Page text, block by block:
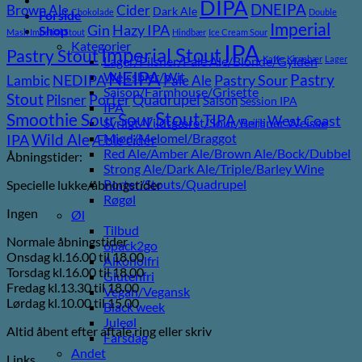
Forside
Shop
Kategorier
Lager/Pilsner/Pale Ale/Blonde/Gylden
Weissbier/Wit
Saison/Farmhouse/Grisette
IPA
Syrligt/Vildtgæret/Sour/Berliner Weisse
Mjød/Melomel/Braggot
Red Ale/Amber Ale/Brown Ale/Bock/Dubbel
Strong Ale/Dark Ale/Triple/Barley Wine
Porter/Stouts/Quadrupel
Røgøl
Øl
Tilbud
6pack2go
Alkoholfri
Glutenfri
Vegan/Vegansk
Black week
Juleøl
Farsdag
Andet
Brown Ale Chokolade Cider Dark Ale DIPA DNEIPA Double
Mash Imperial Stout Gin Hazy IPA Hindbær Ice Cream Sour Imperial
Pastry StoutImperial StoutIPA Kaffe Kirsebær Lager
Lambic NEDIPANEIPAPale Ale Pastry Sour Pastry
Stout Pilsner PorterQuadrupelSaisonSession IPA
Smoothie SourSourStoutTIPA Vanilje West Coast
IPAWild Ale Æble cider
Åbningstider:
Specielle lukke/åbningstider
Ingen
Normale åbningstider
Onsdag kl.16.00 til 18.00
Torsdag kl.16.00 til 18.00
Fredag kl.13.30 til 18.00
Lørdag kl.10.00 til 15.00
Altid åbent efter aftale ring eller skriv